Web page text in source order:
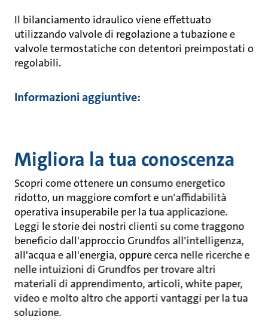
Il bilanciamento idraulico viene effettuato
utilizzando valvole di regolazione a tubazione e
valvole termostatiche con detentori preimpostati o
regolabili.
Informazioni aggiuntive:
Migliora la tua conoscenza
Scopri come ottenere un consumo energetico
ridotto, un maggiore comfort e un'affidabilità
operativa insuperabile per la tua applicazione.
Leggi le storie dei nostri clienti su come traggono
beneficio dall'approccio Grundfos all'intelligenza,
all'acqua e all'energia, oppure cerca nelle ricerche e
nelle intuizioni di Grundfos per trovare altri
materiali di apprendimento, articoli, white paper,
video e molto altro che apporti vantaggi per la tua
soluzione.